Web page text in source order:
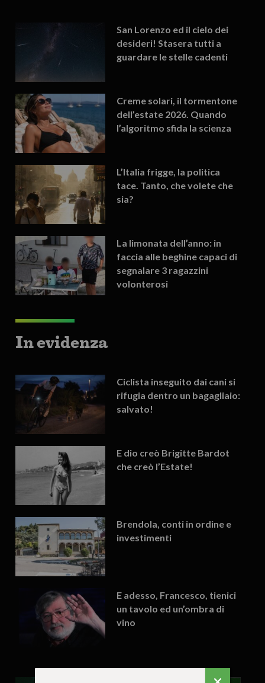
San Lorenzo ed il cielo dei
desideri! Stasera tutti a
guardare le stelle cadenti
Creme solari, il tormentone
dell’estate 2026. Quando
l’algoritmo sfida la scienza
L’Italia frigge, la politica
tace. Tanto, che volete che
sia?
La limonata dell’anno: in
faccia alle beghine capaci di
segnalare 3 ragazzini
volonterosi
In evidenza
Ciclista inseguito dai cani si
rifugia dentro un bagagliaio:
salvato!
E dio creò Brigitte Bardot
che creò l’Estate!
Brendola, conti in ordine e
investimenti
E adesso, Francesco, tienici
un tavolo ed un’ombra di
vino